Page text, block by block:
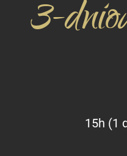
3-
15h (1